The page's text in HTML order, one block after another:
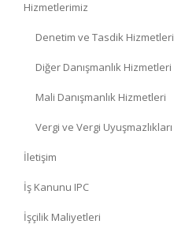
Hizmetlerimiz
Denetim ve Tasdik Hizmetleri
Diğer Danışmanlık Hizmetleri
Mali Danışmanlık Hizmetleri
Vergi ve Vergi Uyuşmazlıkları
İletişim
İş Kanunu IPC
İşçilik Maliyetleri